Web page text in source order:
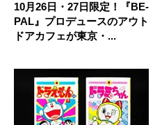
10月26日・27日限定！『BE-
PAL』プロデュースのアウト
ドアカフェが東京・...